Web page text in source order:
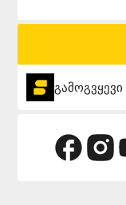
გამოგვყევი